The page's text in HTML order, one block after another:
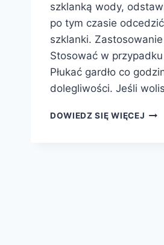
szklanką wody,
po tym czasie
szklanki.
Stosować w przypadku
Płukać gardło co
dolegliwości. Jeśli
DOWIEDZ SIĘ WIĘCEJ